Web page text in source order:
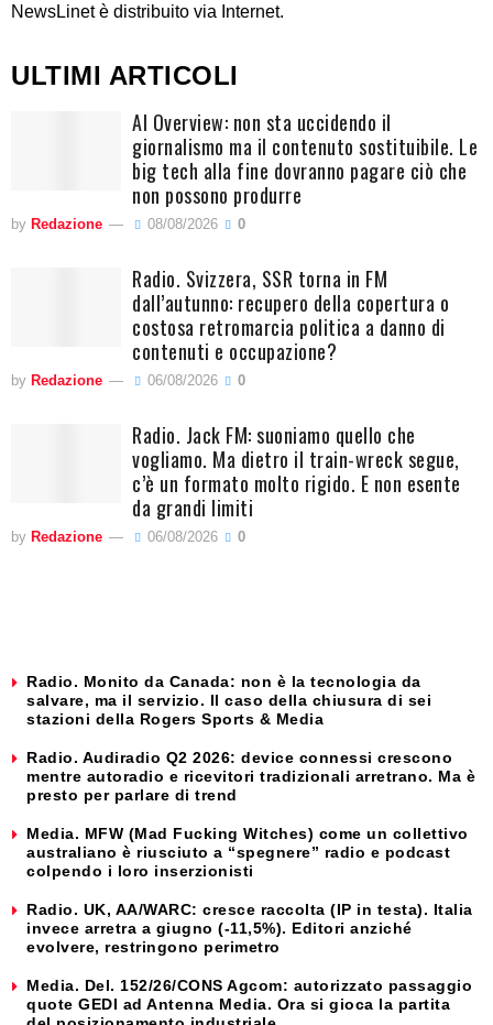
NewsLinet è distribuito via Internet.
ULTIMI ARTICOLI
AI Overview: non sta uccidendo il
giornalismo ma il contenuto sostituibile. Le
big tech alla fine dovranno pagare ciò che
non possono produrre
by Redazione 08/08/2026 0
Radio. Svizzera, SSR torna in FM
dall’autunno: recupero della copertura o
costosa retromarcia politica a danno di
contenuti e occupazione?
by Redazione 06/08/2026 0
Radio. Jack FM: suoniamo quello che
vogliamo. Ma dietro il train-wreck segue,
c’è un formato molto rigido. E non esente
da grandi limiti
by Redazione 06/08/2026 0
Radio. Monito da Canada: non è la tecnologia da
salvare, ma il servizio. Il caso della chiusura di sei
stazioni della Rogers Sports & Media
Radio. Audiradio Q2 2026: device connessi crescono
mentre autoradio e ricevitori tradizionali arretrano. Ma è
presto per parlare di trend
Media. MFW (Mad Fucking Witches) come un collettivo
australiano è riusciuto a “spegnere” radio e podcast
colpendo i loro inserzionisti
Radio. UK, AA/WARC: cresce raccolta (IP in testa). Italia
invece arretra a giugno (-11,5%). Editori anziché
evolvere, restringono perimetro
Media. Del. 152/26/CONS Agcom: autorizzato passaggio
quote GEDI ad Antenna Media. Ora si gioca la partita